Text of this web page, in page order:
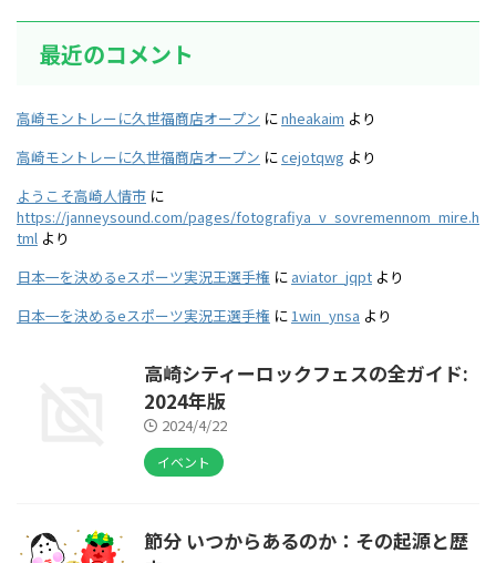
最近のコメント
高崎モントレーに久世福商店オープン にnheakaim より
高崎モントレーに久世福商店オープン にcejotqwg より
ようこそ高崎人情市 に
https://janneysound.com/pages/fotografiya_v_sovremennom_mire.h
tml より
日本一を決めるeスポーツ実況王選手権 に aviator_jqpt より
日本一を決めるeスポーツ実況王選手権 に 1win_ynsa より
高崎シティーロックフェスの全ガイド:
2024年版
2024/4/22
イベント
節分 いつからあるのか：その起源と歴